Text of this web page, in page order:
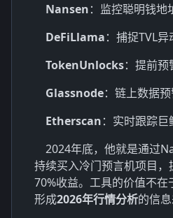
Nansen：监控聪明钱地
DeFiLlama：捕捉TVL异
TokenUnlocks：提前
Glassnode：链上数据
Etherscan：实时跟踪巨
2024年底，他就是通过
持续买入冷门预言机项目
70%收益。工具的价值不在
形成2026年行情分析的信息